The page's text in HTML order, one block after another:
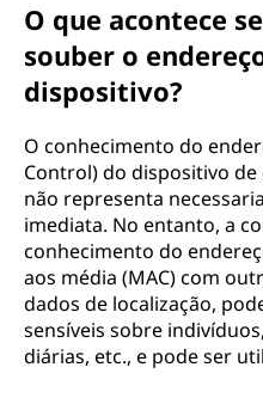
O que acontece
souber o
dispositivo?
O conhecimento do
Control) do dispositivo
não representa
imediata. No entanto, a
conhecimento do
aos média (MAC) com
dados de localização,
sensíveis sobre
diárias, etc., e pode ser